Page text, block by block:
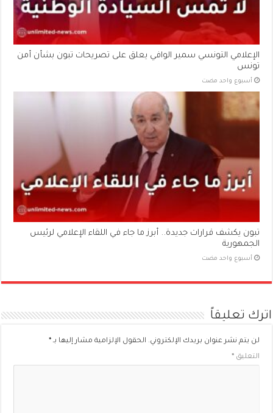
الإعلامي التونسي سمير الوافي يعلق على تصريحات تبون بشأن أمن
تونس
‏أسبوع واحد مضت
تبون يكشف قرارات جديدة.. أبرز ما جاء في اللقاء الإعلامي لرئيس
الجمهورية
‏أسبوع واحد مضت
اترك تعليقاً
لن يتم نشر عنوان بريدك الإلكتروني. الحقول الإلزامية مشار إليها بـ*
التعليق*